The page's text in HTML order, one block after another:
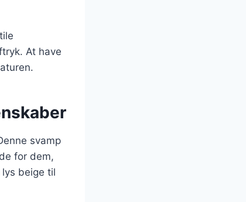
At have
svamp
for dem,
beige til